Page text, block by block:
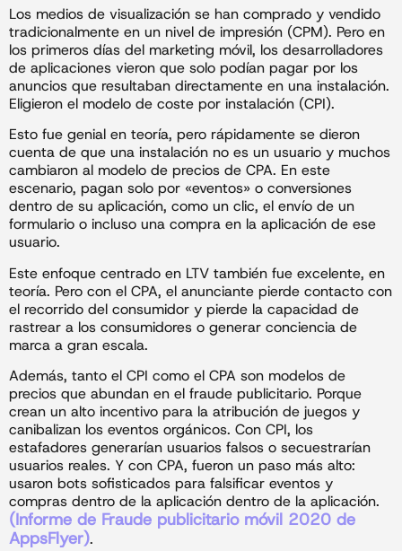
Los medios de visualización se han comprado y vendido
tradicionalmente en un nivel de impresión (CPM). Pero en
los primeros días del marketing móvil, los desarrolladores
de aplicaciones vieron que solo podían pagar por los
anuncios que resultaban directamente en una instalación.
Eligieron el modelo de coste por instalación (CPI).
Esto fue genial en teoría, pero rápidamente se dieron
cuenta de que una instalación no es un usuario y muchos
cambiaron al modelo de precios de CPA. En este
escenario, pagan solo por «eventos» o conversiones
dentro de su aplicación, como un clic, el envío de un
formulario o incluso una compra en la aplicación de ese
usuario.
Este enfoque centrado en LTV también fue excelente, en
teoría. Pero con el CPA, el anunciante pierde contacto con
el recorrido del consumidor y pierde la capacidad de
rastrear a los consumidores o generar conciencia de
marca a gran escala.
Además, tanto el CPI como el CPA son modelos de
precios que abundan en el fraude publicitario. Porque
crean un alto incentivo para la atribución de juegos y
canibalizan los eventos orgánicos. Con CPI, los
estafadores generarían usuarios falsos o secuestrarían
usuarios reales. Y con CPA, fueron un paso más alto:
usaron bots sofisticados para falsificar eventos y
compras dentro de la aplicación dentro de la aplicación.
(Informe de Fraude publicitario móvil 2020 de
AppsFlyer).